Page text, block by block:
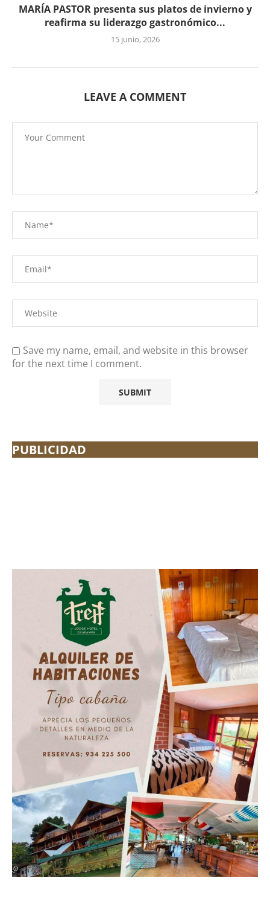
MARÍA PASTOR presenta sus platos de invierno y
reafirma su liderazgo gastronómico...
15 junio, 2026
LEAVE A COMMENT
Save my name, email, and website in this browser
for the next time I comment.
PUBLICIDAD